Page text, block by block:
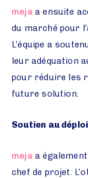
mejaa ensuite
du marché pour
L’équipe a
leur adéquation
pour réduire les
future solution.
Soutien au
mejaa
chef de projet.